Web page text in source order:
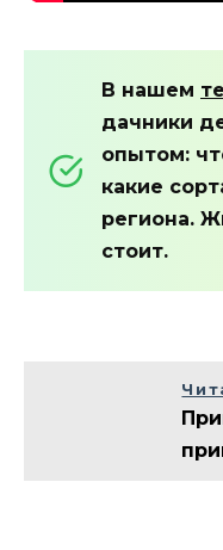
В нашем
дачники
опытом:
какие
региона.
стоит.